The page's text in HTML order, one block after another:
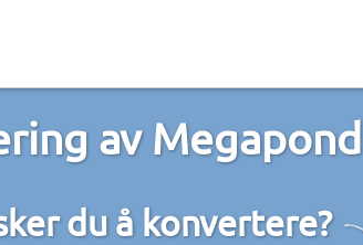
av Megapond
du å konvertere?